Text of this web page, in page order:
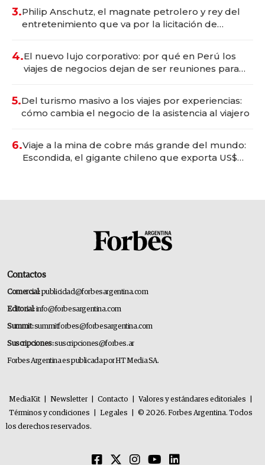
3.Philip Anschutz, el magnate petrolero y rey del
entretenimiento que va por la licitación de
4.El nuevo lujo corporativo: por qué en Perú los
viajes de negocios dejan de ser reuniones para
5.Del turismo masivo a los viajes por experiencias:
cómo cambia el negocio de la asistencia al viajero
6.Viaje a la mina de cobre más grande del mundo:
Escondida, el gigante chileno que exporta US$
Contactos
Comercial:publicidad@forbesargentina.com
Editorial:info@forbesargentina.com
Summit:summitforbes@forbesargentina.com
Suscripciones:suscripciones@forbes.ar
Forbes Argentina es publicada por HT Media SA.
MediaKit Newsletter Contacto Valores y estándares editoriales
Términos y condiciones
Legales
© 2026. Forbes Argentina. Todos
los derechos reservados.